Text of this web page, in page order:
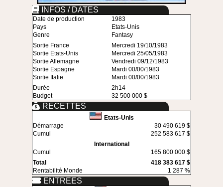
INFOS / DATES
Date de production
1983
Pays
Etats-Unis
Genre
Fantasy
Sortie France
Mercredi 19/10/1983
Sortie Etats-Unis
Mercredi 25/05/1983
Sortie Allemagne
Vendredi 09/12/1983
Sortie Espagne
Mardi 00/00/1983
Sortie Italie
Mardi 00/00/1983
Durée
2h14
Budget
32 500 000 $
RECETTES
Etats-Unis
Démarrage
30 490 619 $
Cumul
252 583 617 $
International
Cumul
165 800 000 $
Total
418 383 617 $
Rentabilité Monde
1 287 %
ENTREES